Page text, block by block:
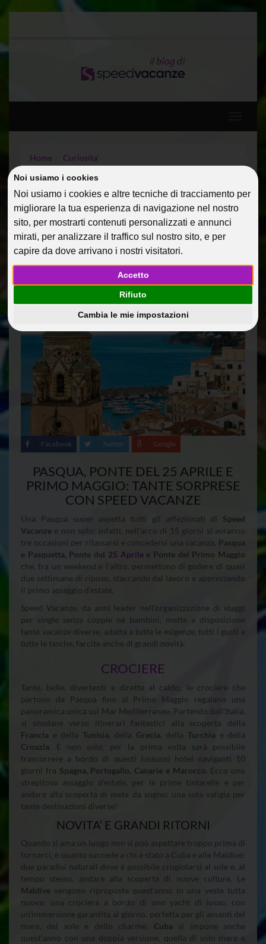
Noi usiamo i cookies
Noi usiamo i cookies e altre tecniche di tracciamento per
migliorare la tua esperienza di navigazione nel nostro
sito, per mostrarti contenuti personalizzati e annunci
mirati, per analizzare il traffico sul nostro sito, e per
capire da dove arrivano i nostri visitatori.
Accetto
Rifiuto
Cambia le mie impostazioni
Home
Curiosita'
VACANZE – 15 GIORNI? NE
FACCIAMO 25
02 Apr 2014 Curiosita' Riccobono
Facebook Twitter Google
PASQUA, PONTE DEL 25 APRILE E
PRIMO MAGGIO: TANTE SORPRESE
CON SPEED VACANZE
Una Pasqua super aspetta tutti gli affezionati di Speed
Vacanze e non solo; infatti, nell’arco di 15 giorni si avranno
tre occasioni per rilassarsi e concedersi una vacanza. Pasqua
e Pasquetta, Ponte del 25 Aprilee Ponte del Primo Maggio
che, fra un weekend e l’altro, permettono di godere di quasi
due settimane di riposo, staccando dal lavoro e apprezzando
il primo assaggio d’estate.
Speed Vacanze, da anni leader nell’organizzazione di viaggi
per single senza coppie né bambini, mette a disposizione
tante vacanze diverse, adatta a tutte le esigenze, tutti i gusti e
tutte le tasche, farcite anche di grandi novità.
CROCIERE
Tante, belle, divertenti e dirette al caldo; le crociere che
partono da Pasqua fino al Primo Maggio regalano una
panoramica unica sul Mar Mediterraneo. Partendo dall’Italia,
si snodane verso itinerari fantastici alla scoperta della
Francia e della Tunisia , della Grecia , della Turchia e della
Croazia . E non solo, per la prima volta sarà possibile
trascorrere a bordo di questi lussuosi hotel naviganti 10
giorni fra Spagna, Portogallo, Canarie e Marocco . Ecco uno
strepitoso assaggio d’estate, per le prime tintarelle e per
andare alla scoperta di mete da sogno: una sola valigia per
tante destinazioni diverse!
NOVITA’ E GRANDI RITORNI
Quando si ama un luogo non si può aspettare troppo prima di
tornarci, è quanto succede a chi è stato a Cuba e alle Maldive:
due paradisi naturali dove è possibile crogiolarsi al sole e, al
tempo stesso, andare alla scoperta di nuove culture. Le
Maldive vengono riproposte quest’anno in una veste tutta
nuova: una crociera a bordo di uno yacht di lusso, con
un’immersione garantita al giorno, perfetta per gli amanti del
mare, del sole e dello charme. Cuba si impone anche
quest’anno con una doppia versione, quella di solo mare e